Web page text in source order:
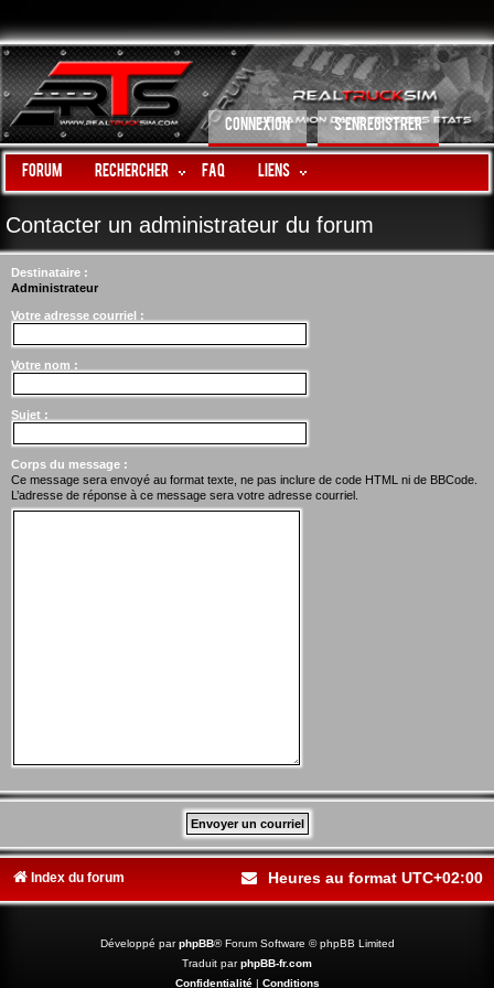
CONNEXION S’ENREGISTRER
Forum Rechercher FAQ LIENS
Contacter un administrateur du forum
Destinataire :
Administrateur
Votre adresse courriel :
Votre nom :
Sujet :
Corps du message :
Ce message sera envoyé au format texte, ne pas inclure de code HTML ni de BBCode.
L’adresse de réponse à ce message sera votre adresse courriel.
Index du forum Heures au format UTC+02:00
Développé parphpBB® Forum Software © phpBB Limited
Traduit parphpBB-fr.com
Confidentialité| Conditions